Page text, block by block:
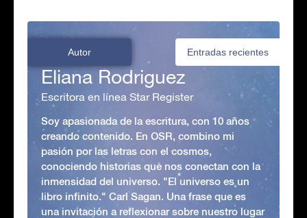
Autor Entradas recientes
Eliana Rodriguez
Escritora en línea Star Register
Soy apasionada de la escritura, con 10 años
creando contenido. En OSR, combino mi
pasión por las letras con el cosmos,
conociendo historias que nos conectan con la
inmensidad del universo. "El universo es un
libro infinito." Carl Sagan. Una frase que es
una invitación a reflexionar sobre nuestro lugar